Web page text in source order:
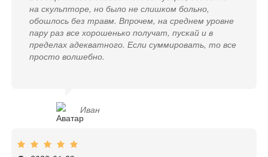
на скульпторе, но было не слишком больно,
обошлось без травм. Впрочем, на среднем уровне
пару раз все хорошенько получат, пускай и в
пределах адекватного. Если суммировать, то все
просто волшебно.
Иван